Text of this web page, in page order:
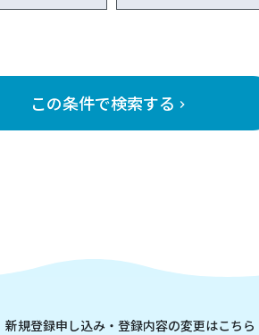
この条件で検索する keyboard_arrow_right
新規登録申し込み・登録内容の変更はこちら